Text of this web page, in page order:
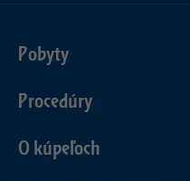
Pobyty
Procedúry
O kúpeľoch